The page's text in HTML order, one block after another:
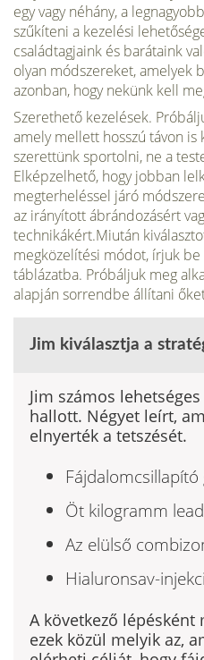
egy vagy néhány, a
szűkíteni a kezelési
családtagjaink és barátaink
olyan módszereket, amelyek
azonban, hogy nekünk kell
Szerethető kezelések.
amely mellett hosszú távon
szerettünk sportolni, ne a
Elképzelhető, hogy jobban
megterheléssel járó
az irányított ábrándozá­sért
technikákért.Miután
megközelítési mó­dot, írjuk
táblázatba. Próbáljuk meg
alapján sorrendbe állítani
Jim kiválasztja a
Jim számos
hallott. Négyet leírt,
elnyerték a tetszését.
Öt kilogramm
Az elülső
Hialuronsav-
A következő
ezek közül me­lyik az,